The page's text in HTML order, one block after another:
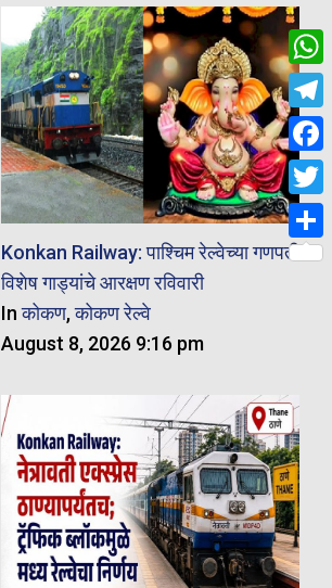
Konkan Railway: पाश्चिम रेल्वेच्या गणपती
विशेष गाड्यांचे आरक्षण रविवारी
Inकोकण,कोकण रेल्वे
August 8, 2026 9:16 pm